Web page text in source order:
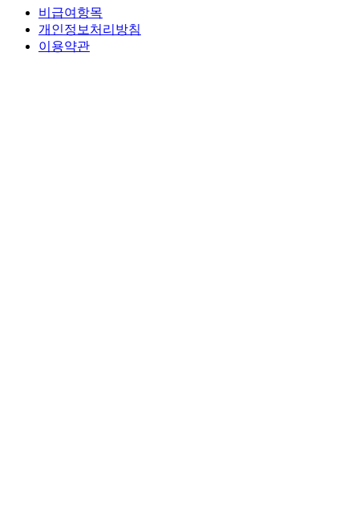
비급여항목
개인정보처리방침
이용약관